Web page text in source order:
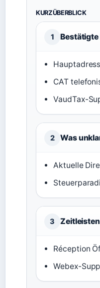
KURZÜBERBLICK
1 Bestätigte
CAT
VaudTax-
2 Was
Aktuelle
3
Réception
Webex-